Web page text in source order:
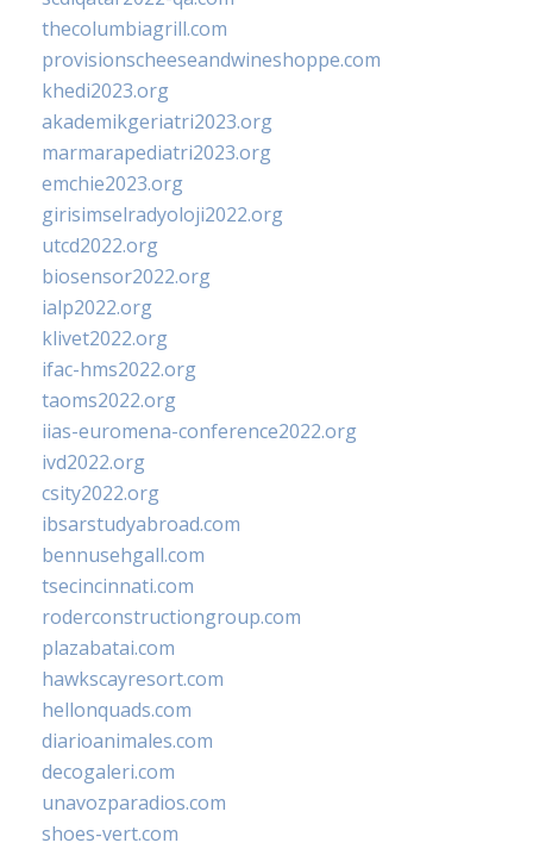
thecolumbiagrill.com
provisionscheeseandwineshoppe.com
khedi2023.org
akademikgeriatri2023.org
marmarapediatri2023.org
emchie2023.org
girisimselradyoloji2022.org
utcd2022.org
biosensor2022.org
ialp2022.org
klivet2022.org
ifac-hms2022.org
taoms2022.org
iias-euromena-conference2022.org
ivd2022.org
csity2022.org
ibsarstudyabroad.com
bennusehgall.com
tsecincinnati.com
roderconstructiongroup.com
plazabatai.com
hawkscayresort.com
hellonquads.com
diarioanimales.com
decogaleri.com
unavozparadios.com
shoes-vert.com